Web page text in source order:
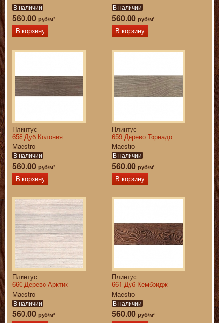
В наличии
560.00 руб/м²
В корзину
В наличии
560.00 руб/м²
В корзину
Плинтус
658 Дуб Колония
Maestro
В наличии
560.00 руб/м²
В корзину
Плинтус
659 Дерево Торнадо
Maestro
В наличии
560.00 руб/м²
В корзину
Плинтус
660 Дерево Арктик
Maestro
В наличии
560.00 руб/м²
Плинтус
661 Дуб Кембридж
Maestro
В наличии
560.00 руб/м²